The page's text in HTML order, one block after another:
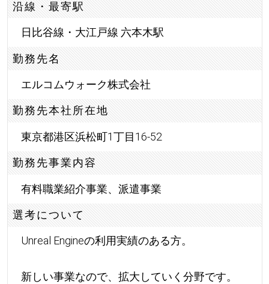
沿線・最寄駅
日比谷線・大江戸線 六本木駅
勤務先名
エルコムウォーク株式会社
勤務先本社所在地
東京都港区浜松町1丁目16-52
勤務先事業内容
有料職業紹介事業、派遣事業
選考について
Unreal Engineの利用実績のある方。
新しい事業なので、拡大していく分野です。